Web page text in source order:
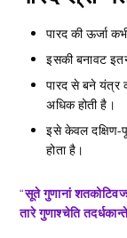
पारद की ऊर्जा
इसकी बनावट
पारद से बने यंत्र
अधिक होती है।
इसे केवल दक्षिण-
होता है।
“सूते गुणानां
तारे गुणाश्चेति